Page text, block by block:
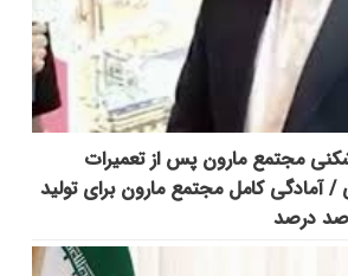
مجتمع مارون پس از تعمیرات
/ آمادگی کامل مجتمع مارون برای تولید
صد درصد